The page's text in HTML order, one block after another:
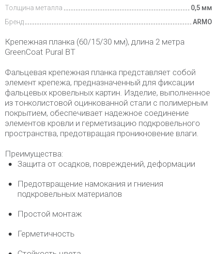
Толщина металла
0,5 мм
Бренд
ARMO
Крепежная планка (60/15/30 мм), длина 2 метра
GreenCoat Pural BT
Фальцевая крепежная планка представляет собой
элемент крепежа, предназначенный для фиксации
фальцевых кровельных картин. Изделие, выполненное
из тонколистовой оцинкованной стали с полимерным
покрытием, обеспечивает надежное соединение
элементов кровли и герметизацию подкровельного
пространства, предотвращая проникновение влаги.
Преимущества:
Защита от осадков, повреждений, деформации
Предотвращение намокания и гниения
подкровельных материалов
Простой монтаж
Герметичность